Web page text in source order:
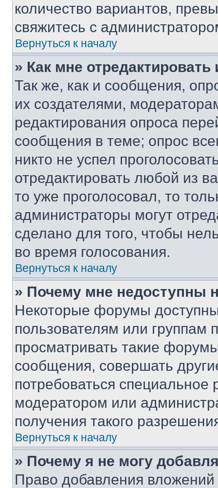
количество вариантов,
свяжитесь с
Вернуться к началу
» Как мне
Так же, как и сообщения,
их создателями,
редактирования опроса
сообщения в теме; опрос
никто не успел
отредактировать любой из
то уже проголосовал, то
администраторы могут
сделано для того, чтобы
во время голосования.
Вернуться к началу
» Почему мне недоступны
Некоторые форумы
пользователям или группам
просматривать такие
сообщения, совершать
потребоваться
модератором или
получения такого
Вернуться к началу
» Почему я не могу
Право добавления